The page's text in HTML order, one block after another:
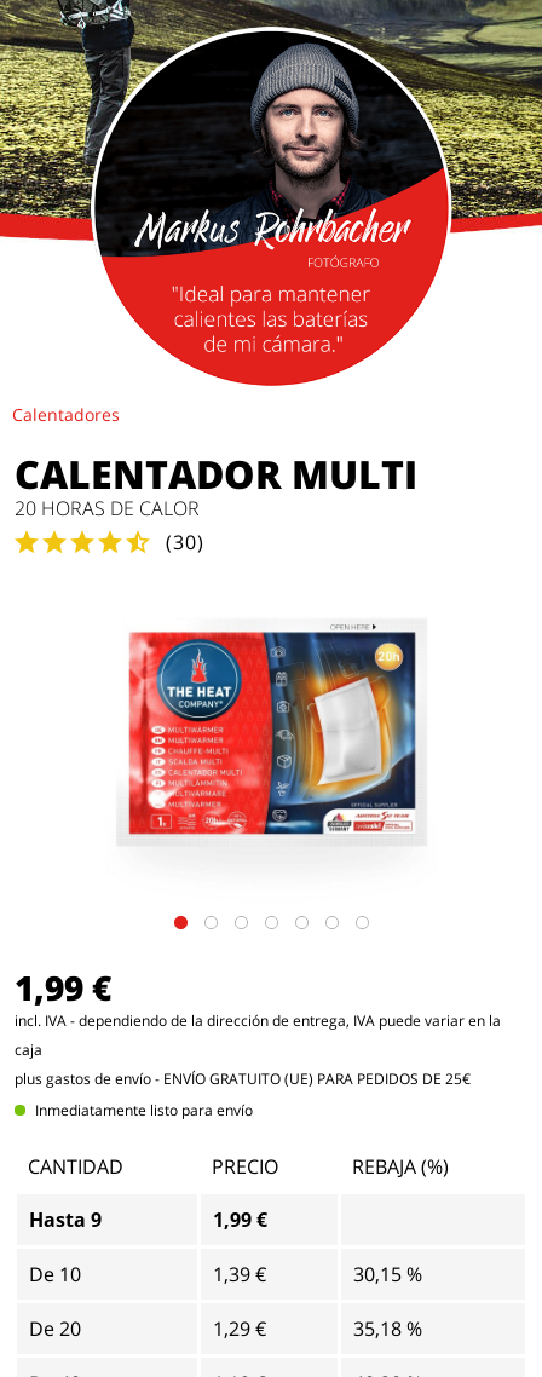
Calentadores
CALENTADOR MULTI
20 HORAS DE CALOR
(30)
1,99 €
incl. IVA - dependiendo de la dirección de entrega, IVA puede variar en la
caja
plus gastos de envío- ENVÍO GRATUITO (UE) PARA PEDIDOS DE 25€
Inmediatamente listo para envío
CANTIDAD PRECIO
REBAJA (%)
Hasta 9 1,99 €
De 10 1,39 € 30,15 %
De20 1,29 € 35,18 %